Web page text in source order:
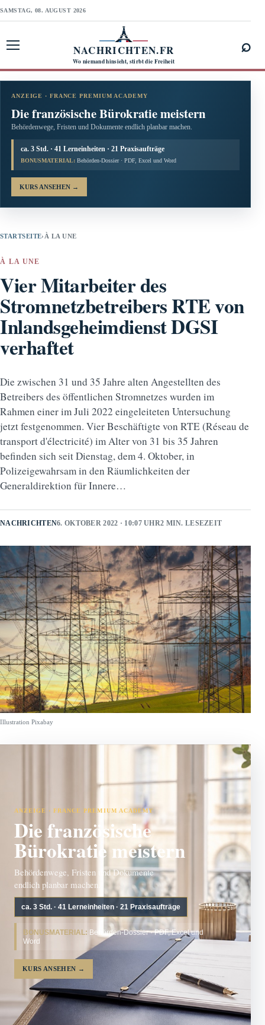
SAMSTAG, 08. AUGUST 2026
NACHRICHTEN.FR
Wo niemand hinsieht, stirbt die Freiheit
⌕
ANZEIGE · FRANCE PREMIUM ACADEMY
Die französische Bürokratie meistern
Behördenwege, Fristen und Dokumente endlich planbar machen.
ca. 3 Std. · 41 Lerneinheiten · 21 Praxisaufträge
BONUSMATERIAL: Behörden-Dossier · PDF, Excel und Word
KURS ANSEHEN →
STARTSEITE› À LA UNE
À LA UNE
Vier Mitarbeiter des
Stromnetzbetreibers RTE von
Inlandsgeheimdienst DGSI
verhaftet
Die zwischen 31 und 35 Jahre alten Angestellten des
Betreibers des öffentlichen Stromnetzes wurden im
Rahmen einer im Juli 2022 eingeleiteten Untersuchung
jetzt festgenommen. Vier Beschäftigte von RTE (Réseau de
transport d'électricité) im Alter von 31 bis 35 Jahren
befinden sich seit Dienstag, dem 4. Oktober, in
Polizeigewahrsam in den Räumlichkeiten der
Generaldirektion für Innere…
NACHRICHTEN6. OKTOBER 2022 · 10:07 UHR2 MIN. LESEZEIT
Illustration Pixabay
ANZEIGE · FRANCE PREMIUM ACADEMY
Die französische
Bürokratie meistern
Behördenwege, Fristen und Dokumente
endlich planbar machen.
ca. 3 Std. · 41 Lerneinheiten · 21 Praxisaufträge
BONUSMATERIAL: Behörden-Dossier · PDF, Excel und
Word
KURS ANSEHEN →